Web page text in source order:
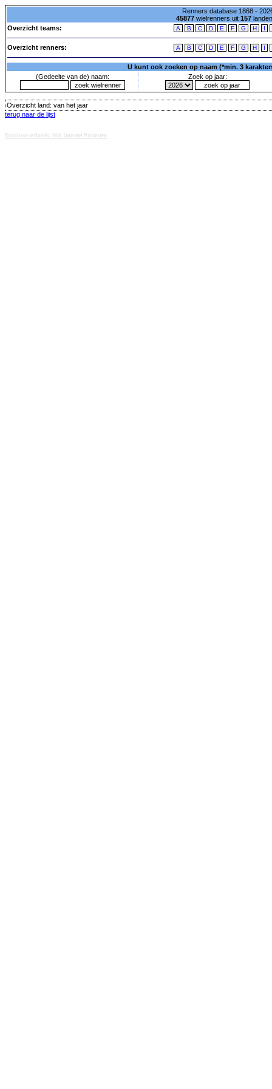
Renners database 1868 -
45877wielrenners uit 157
Overzicht teams:
A B C D E F G H I
Overzicht renners: A B C D E F G H I
U kunt ook zoeken op naam (*min. 3
(Gedeelte van de) naam:
Zoek op jaar:
Overzicht land: van het jaar
terug naar de lijst
Database techniek: Sini Internet Projecten